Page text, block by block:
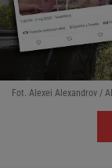
Fot. Alexei Alexandrov /